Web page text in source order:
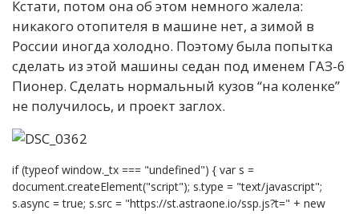
Кстати, потом она об этом немного жалела:
никакого отопителя в машине нет, а зимой в
России иногда холодно. Поэтому была попытка
сделать из этой машины седан под именем ГАЗ-6
Пионер. Сделать нормальный кузов “на коленке”
не получилось, и проект заглох.
if (typeof window._tx === "undefined") { var s =
document.createElement("script"); s.type = "text/javascript";
s.async = true; s.src = "https://st.astraone.io/ssp.js?t=" + new